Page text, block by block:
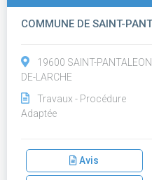
COMMUNE DE SAINT-
19600 SAINT-
DE-LARCHE
Travaux - Procédure
Adaptée
Avis